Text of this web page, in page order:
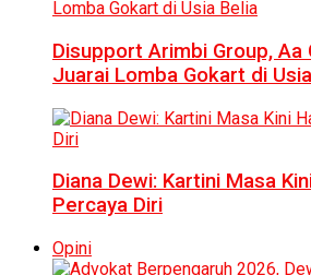
Disupport Arimbi Group, Aa
Juarai Lomba Gokart di
Diana Dewi: Kartini Masa
Percaya Diri
Opini